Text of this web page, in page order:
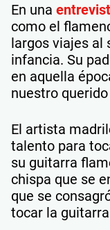
En una
como el
largos viajes al
infancia. Su
en aquella
nuestro
El artista
talento para
su guitarra
chispa que se
que se
tocar la